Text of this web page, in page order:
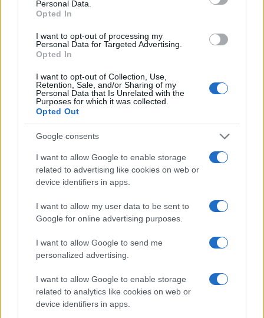
Personal Data.
Opted In
I want to opt-out of processing my
Personal Data for Targeted Advertising.
Opted In
I want to opt-out of Collection, Use,
Retention, Sale, and/or Sharing of my
Personal Data that Is Unrelated with the
Purposes for which it was collected.
Opted Out
Google consents
I want to allow Google to enable storage
related to advertising like cookies on web or
device identifiers in apps.
I want to allow my user data to be sent to
Google for online advertising purposes.
I want to allow Google to send me
personalized advertising.
I want to allow Google to enable storage
related to analytics like cookies on web or
device identifiers in apps.